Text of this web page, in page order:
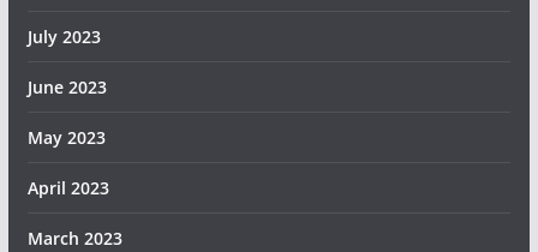
July 2023
June 2023
May 2023
April 2023
March 2023